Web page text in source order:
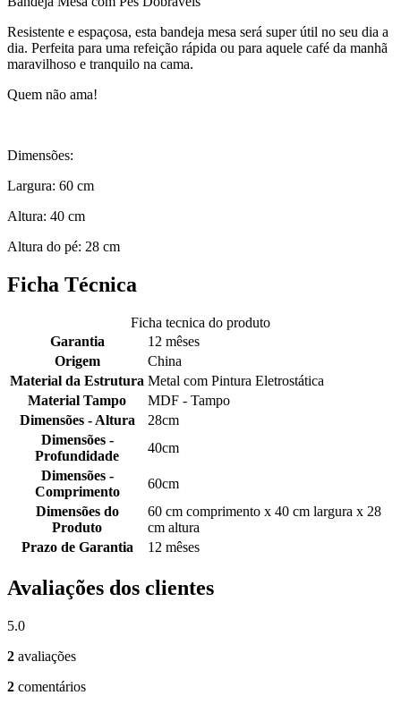
Resistente e espaçosa, esta bandeja mesa será super útil no seu dia a
dia. Perfeita para uma refeição rápida ou para aquele café da manhã
maravilhoso e tranquilo na cama.
Quem não ama!
Dimensões:
Largura: 60 cm
Altura: 40 cm
Altura do pé: 28 cm
Ficha Técnica
Ficha tecnica do produto
Garantia
12 mêses
Origem
China
Material da Estrutura Metal com Pintura Eletrostática
Material Tampo
MDF - Tampo
Dimensões - Altura
28cm
Dimensões -
Profundidade
40cm
Dimensões -
Comprimento
60cm
Dimensões do
Produto
60 cm comprimento x 40 cm largura x 28
cm altura
Prazo de Garantia
12 mêses
Avaliações dos clientes
5.0
2 avaliações
2 comentários